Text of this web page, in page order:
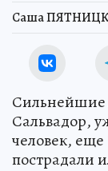
Саша
Сальвадор,
человек,
пострадали